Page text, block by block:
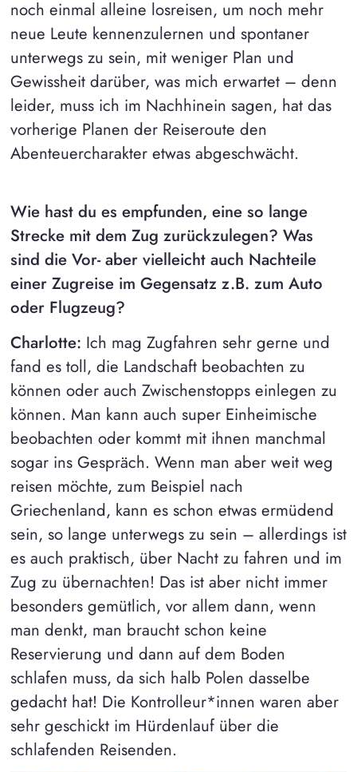
noch einmal alleine losreisen, um noch mehr
neue Leute kennenzulernen und spontaner
unterwegs zu sein, mit weniger Plan und
Gewissheit darüber, was mich erwartet – denn
leider, muss ich im Nachhinein sagen, hat das
vorherige Planen der Reiseroute den
Abenteuercharakter etwas abgeschwächt.
Wie hast du es empfunden, eine so lange
Strecke mit dem Zug zurückzulegen? Was
sind die Vor- aber vielleicht auch Nachteile
einer Zugreise im Gegensatz z.B. zum Auto
oder Flugzeug?
Charlotte: Ich mag Zugfahren sehr gerne und
fand es toll, die Landschaft beobachten zu
können oder auch Zwischenstopps einlegen zu
können. Man kann auch super Einheimische
beobachten oder kommt mit ihnen manchmal
sogar ins Gespräch. Wenn man aber weit weg
reisen möchte, zum Beispiel nach
Griechenland, kann es schon etwas ermüdend
sein, so lange unterwegs zu sein – allerdings ist
es auch praktisch, über Nacht zu fahren und im
Zug zu übernachten! Das ist aber nicht immer
besonders gemütlich, vor allem dann, wenn
man denkt, man braucht schon keine
Reservierung und dann auf dem Boden
schlafen muss, da sich halb Polen dasselbe
gedacht hat! Die Kontrolleur*innen waren aber
sehr geschickt im Hürdenlauf über die
schlafenden Reisenden.